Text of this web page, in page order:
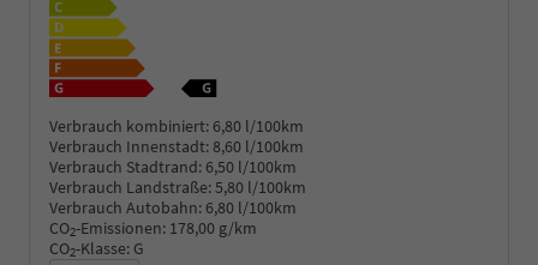
Verbrauch kombiniert: 6,80 l/100km
Verbrauch Innenstadt:8,60 l/100km
Verbrauch Stadtrand: 6,50 l/100km
Verbrauch Landstraße:5,80 l/100km
Verbrauch Autobahn: 6,80 l/100km
CO2-Emissionen: 178,00 g/km
CO2-Klasse: G